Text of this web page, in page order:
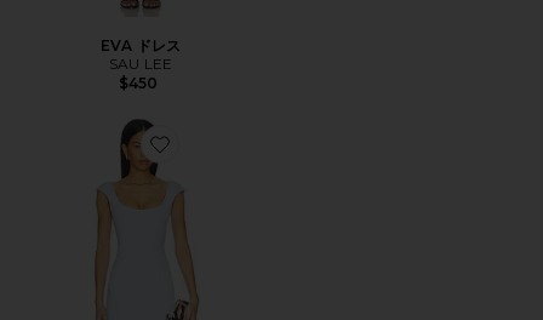
EVA ドレス
SAU LEE
$450
Favorite BROOKE マキシドレス